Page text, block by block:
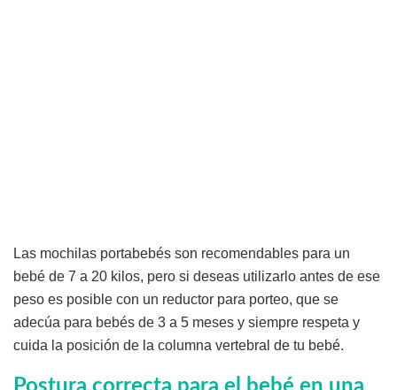
Las mochilas portabebés son recomendables para un
bebé de 7 a 20 kilos, pero si deseas utilizarlo antes de ese
peso es posible con un reductor para porteo, que se
adecúa para bebés de 3 a 5 meses y siempre respeta y
cuida la posición de la columna vertebral de tu bebé.